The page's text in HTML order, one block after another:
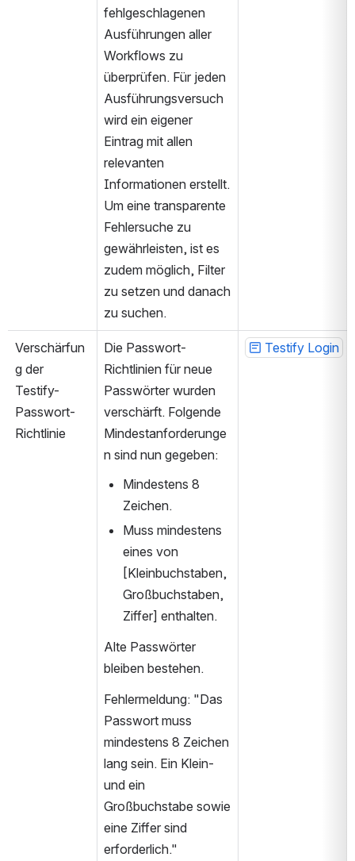
fehlgeschlagenen
Ausführungen aller
Workflows zu
überprüfen. Für jeden
Ausführungsversuch
wird ein eigener
Eintrag mit allen
relevanten
Informationen erstellt.
Um eine transparente
Fehlersuche zu
gewährleisten, ist es
zudem möglich, Filter
zu setzen und danach
zu suchen.
Verschärfun
g der
Testify-
Passwort-
Richtlinie
Die Passwort-
Richtlinien für neue
Passwörter wurden
verschärft. Folgende
Mindestanforderunge
n sind nun gegeben:
Mindestens 8
Zeichen.
Muss mindestens
eines von
[Kleinbuchstaben,
Großbuchstaben,
Ziffer] enthalten.
Alte Passwörter
bleiben bestehen.
Fehlermeldung: "Das
Passwort muss
mindestens 8 Zeichen
lang sein. Ein Klein-
und ein
Großbuchstabe sowie
eine Ziffer sind
erforderlich."
Testify Login